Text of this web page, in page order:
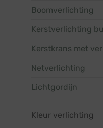
Boomverlichting
Kerstverlichting
Kerstkrans met
Netverlichting
Lichtgordijn
Kleur verlichting